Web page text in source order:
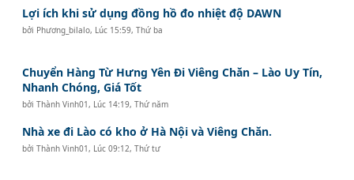
Lợi ích khi sử dụng đồng hồ đo nhiệt độ DAWN
bởi Phương_bilalo, Lúc 15:59, Thứ ba
Chuyển Hàng Từ Hưng Yên Đi Viêng Chăn – Lào Uy Tín,
Nhanh Chóng, Giá Tốt
bởiThành Vinh01 , Lúc 14:19, Thứ năm
Nhà xe đi Lào có kho ở Hà Nội và Viêng Chăn.
bởiThành Vinh01 , Lúc 09:12, Thứ tư